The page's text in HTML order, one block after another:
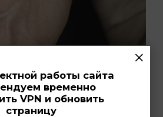
Chronograph от
×
работы сайта
временно
VPN и обновить
страницу